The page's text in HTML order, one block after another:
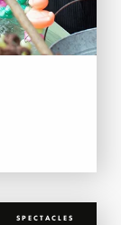
SPECTACLES